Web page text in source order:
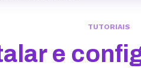
TUTORIAIS
e